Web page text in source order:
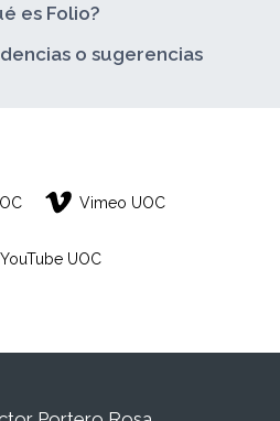
es Folio?
o sugerencias
Vimeo UOC
YouTube UOC